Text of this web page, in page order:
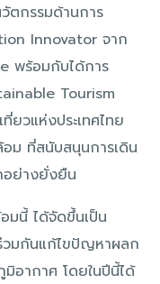
ตกรรมด้านการ
Innovator จาก
พร้อมกับได้การ
Tourism
วแห่งประเทศไทย
ม ที่สนับสนุนการเดิน
อย่างยั่งยืน
มนี้ ได้จัดขึ้นเป็น
วมกันแก้ไขปัญหาผลก
อากาศ โดยในปีนี้ได้